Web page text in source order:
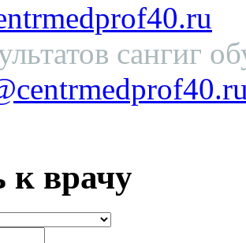
сангиг
к врачу